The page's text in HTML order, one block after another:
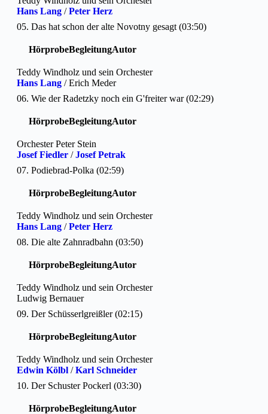
Hans Lang /Peter Herz
05. Das hat schon der alte Novotny gesagt (03:50)
HörprobeBegleitungAutor
Teddy Windholz und sein Orchester
Hans Lang / Erich Meder
06. Wie der Radetzky noch ein G'freiter war (02:29)
HörprobeBegleitungAutor
Orchester Peter Stein
Josef Fiedler /Josef Petrak
07. Podiebrad-Polka (02:59)
HörprobeBegleitungAutor
Teddy Windholz und sein Orchester
Hans Lang /Peter Herz
08. Die alte Zahnradbahn (03:50)
HörprobeBegleitungAutor
Teddy Windholz und sein Orchester
Ludwig Bernauer
09. Der Schüsserlgreißler (02:15)
HörprobeBegleitungAutor
Teddy Windholz und sein Orchester
Edwin Kölbl /Karl Schneider
10. Der Schuster Pockerl (03:30)
HörprobeBegleitungAutor